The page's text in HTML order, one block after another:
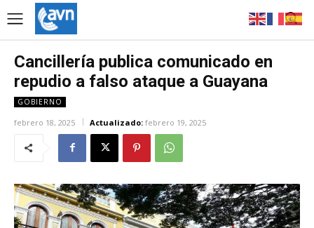
Cancillería publica comunicado en
repudio a falso ataque a Guayana
GOBIERNO
febrero 18, 2025 Actualizado: febrero 19, 2025